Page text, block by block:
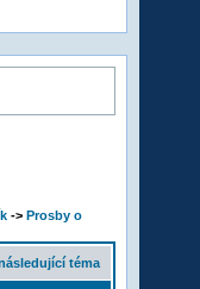
-> Prosby o
téma